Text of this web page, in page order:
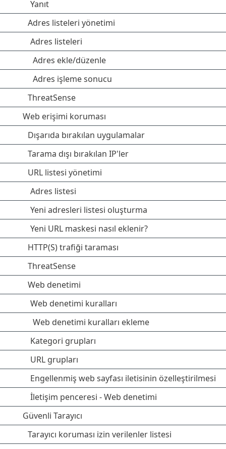
Yanıt
Adres listeleri yönetimi
Adres listeleri
Adres ekle/düzenle
Adres işleme sonucu
ThreatSense
Web erişimi koruması
Dışarıda bırakılan uygulamalar
Tarama dışı bırakılan IP'ler
URL listesi yönetimi
Adres listesi
Yeni adresleri listesi oluşturma
Yeni URL maskesi nasıl eklenir?
HTTP(S) trafiği taraması
ThreatSense
Web denetimi
Web denetimi kuralları
Web denetimi kuralları ekleme
Kategori grupları
URL grupları
Engellenmiş web sayfası iletisinin özelleştirilmesi
İletişim penceresi - Web denetimi
Güvenli Tarayıcı
Tarayıcı koruması izin verilenler listesi